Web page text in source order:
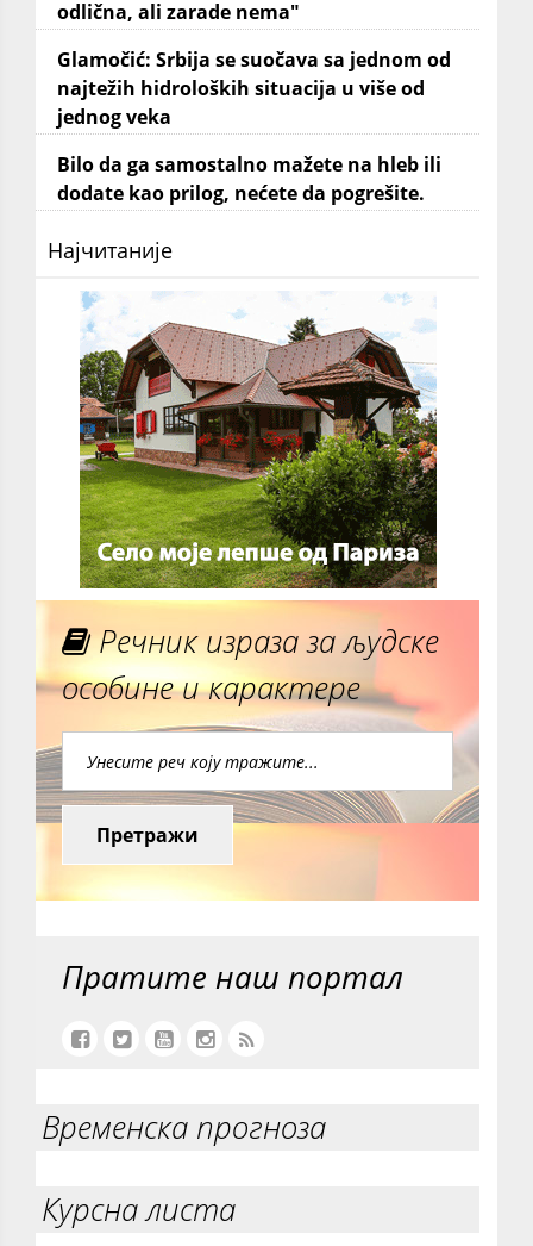
odlična, ali zarade nema"
Glamočić: Srbija se suočava sa jednom od
najtežih hidroloških situacija u više od
jednog veka
Bilo da ga samostalno mažete na hleb ili
dodate kao prilog, nećete da pogrešite.
Најчитаније
Речник израза за људске
особине и карактере
Претражи
Пратите наш портал
Временска прогноза
Курсна листа